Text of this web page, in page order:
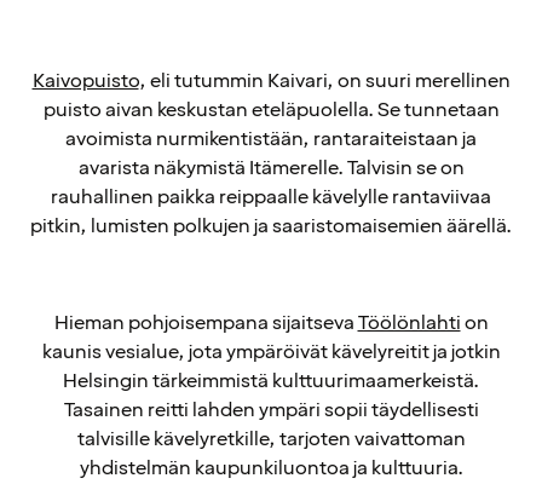
Kaivopuisto, eli tutummin Kaivari, on suuri merellinen
puisto aivan keskustan eteläpuolella. Se tunnetaan
avoimista nurmikentistään, rantaraiteistaan ja
avarista näkymistä Itämerelle. Talvisin se on
rauhallinen paikka reippaalle kävelylle rantaviivaa
pitkin, lumisten polkujen ja saaristomaisemien äärellä.
Hieman pohjoisempana sijaitsevaTöölönlahtion
kaunis vesialue, jota ympäröivät kävelyreitit ja jotkin
Helsingin tärkeimmistä kulttuurimaamerkeistä.
Tasainen reitti lahden ympäri sopii täydellisesti
talvisille kävelyretkille, tarjoten vaivattoman
yhdistelmän kaupunkiluontoa ja kulttuuria.